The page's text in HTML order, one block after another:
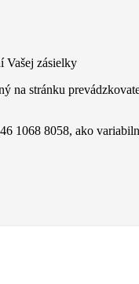
Vašej zásielky
na stránku
1068 8058, ako